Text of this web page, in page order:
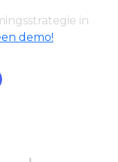
in
demo!